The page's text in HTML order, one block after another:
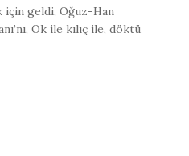
için geldi, Oğuz-Han
Ok ile kılıç ile, döktü